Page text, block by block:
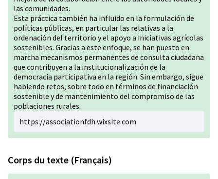
las comunidades.
Esta práctica también ha influido en la formulación de
políticas públicas, en particular las relativas a la
ordenación del territorio y el apoyo a iniciativas agrícolas
sostenibles. Gracias a este enfoque, se han puesto en
marcha mecanismos permanentes de consulta ciudadana
que contribuyen a la institucionalización de la
democracia participativa en la región. Sin embargo, sigue
habiendo retos, sobre todo en términos de financiación
sostenible y de mantenimiento del compromiso de las
poblaciones rurales.
https://associationfdh.wixsite.com
Corps du texte (Français)